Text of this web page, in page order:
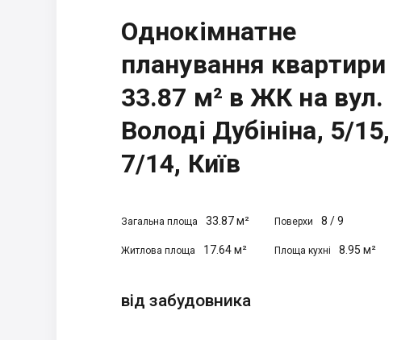
Однокімнатне
планування квартири
33.87 м² в ЖК на вул.
Володі Дубініна, 5/15,
7/14, Київ
Загальна площа 33.87 м² Поверхи 8 /9
Житлова площа 17.64 м² Площа кухні 8.95 м²
від забудовника